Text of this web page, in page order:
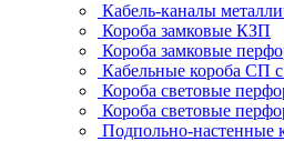
Кабель-каналы
Короба замковые КЗП
Короба замковые
Кабельные короба СП
Короба световые
Короба световые
Подпольно-настенные